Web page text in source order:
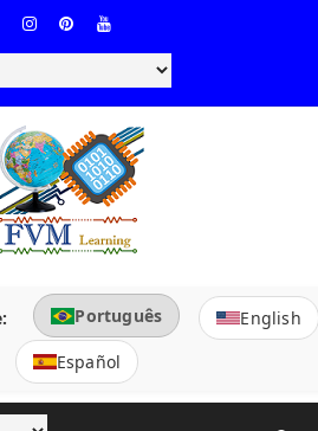
Português
English
Español